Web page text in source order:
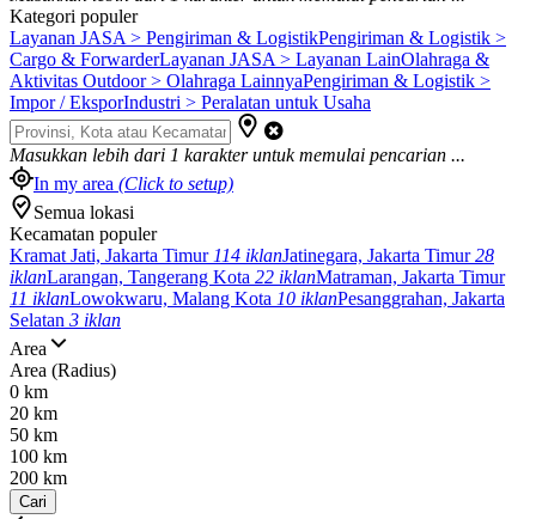
Kategori populer
Layanan JASA > Pengiriman & LogistikPengiriman & Logistik >
Cargo & ForwarderLayanan JASA > Layanan LainOlahraga &
Aktivitas Outdoor > Olahraga LainnyaPengiriman & Logistik >
Impor / EksporIndustri > Peralatan untuk Usaha
Masukkan lebih dari 1 karakter untuk memulai pencarian ...
In my area (Click to setup)
Semua lokasi
Kecamatan populer
Kramat Jati, Jakarta Timur 114 iklanJatinegara, Jakarta Timur28
iklanLarangan, Tangerang Kota 22 iklanMatraman, Jakarta Timur
11 iklanLowokwaru, Malang Kota 10 iklanPesanggrahan, Jakarta
Selatan 3 iklan
Area
Area (Radius)
0 km
20 km
50 km
100 km
200 km
Cari